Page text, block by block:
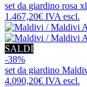
set da giardino rosa
1.467,20€ IVA escl.
SALDI
-38%
set da giardino
4.090,20€ IVA escl.